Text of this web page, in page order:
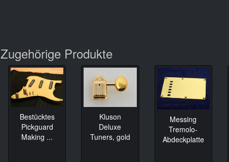
Zugehörige Produkte
Bestücktes
Pickguard
Making ...
Kluson
Deluxe
Tuners, gold
Messing
Tremolo-
Abdeckplatte